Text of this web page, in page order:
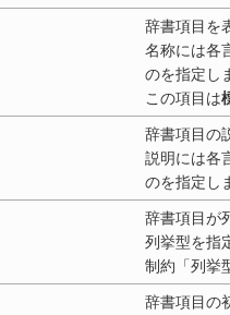
辞書項目を
名称には各
のを指定し
この項目は
辞書項目の
説明には各
のを指定し
辞書項目が
列挙型を指
制約「列挙
辞書項目の